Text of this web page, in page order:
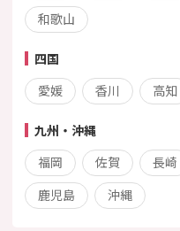
和歌山
四国
愛媛
香川 高知
九州・沖縄
福岡
佐賀 長崎
鹿児島
沖縄